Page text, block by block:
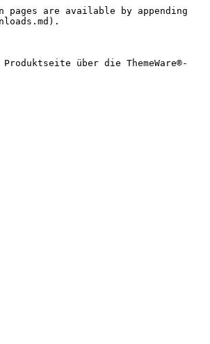
are available by appending
über die ThemeWare®-